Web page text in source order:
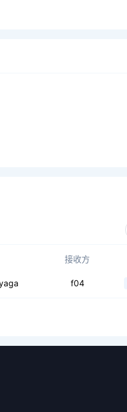
接收方
f04